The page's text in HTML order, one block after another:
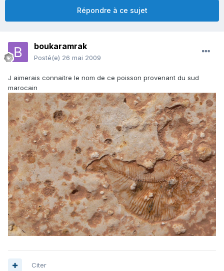
Répondre à ce sujet
boukaramrak
Posté(e) 26 mai 2009
J aimerais connaitre le nom de ce poisson provenant du sud
marocain
Citer